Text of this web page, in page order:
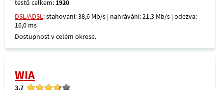
testů celkem: 1920
DSL/ADSL: stahování: 38,6 Mb/s | nahrávání: 21,3 Mb/s | odezva:
16,0 ms
Dostupnost v celém okrese.
WIA
3.7